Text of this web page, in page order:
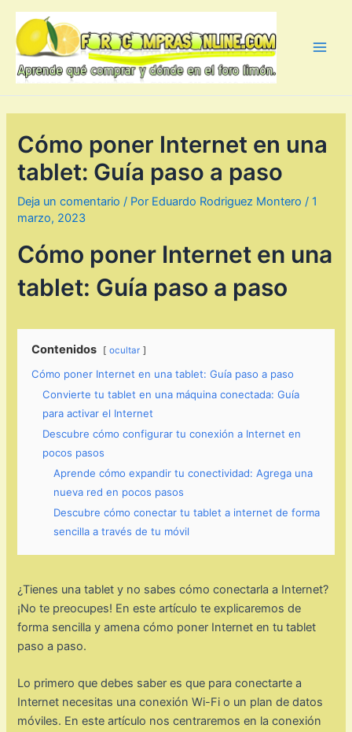
contenido
Cómo poner Internet en una
tablet: Guía paso a paso
Deja un comentario / Por Eduardo Rodriguez Montero /1
marzo, 2023
Cómo poner Internet en una
tablet: Guía paso a paso
Contenidos ocultar
Cómo poner Internet en una tablet: Guía paso a paso
Convierte tu tablet en una máquina conectada: Guía
para activar el Internet
Descubre cómo configurar tu conexión a Internet en
pocos pasos
Aprende cómo expandir tu conectividad: Agrega una
nueva red en pocos pasos
Descubre cómo conectar tu tablet a internet de forma
sencilla a través de tu móvil
¿Tienes una tablet y no sabes cómo conectarla a Internet?
¡No te preocupes! En este artículo te explicaremos de
forma sencilla y amena cómo poner Internet en tu tablet
paso a paso.
Lo primero que debes saber es que para conectarte a
Internet necesitas una conexión Wi-Fi o un plan de datos
móviles. En este artículo nos centraremos en la conexión